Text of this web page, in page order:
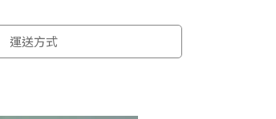
運送方式